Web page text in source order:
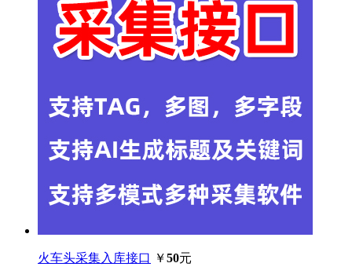
火车头采集入库接口 ￥50元